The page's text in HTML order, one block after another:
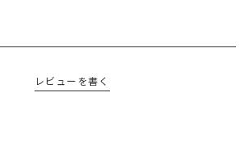
レビューを書く